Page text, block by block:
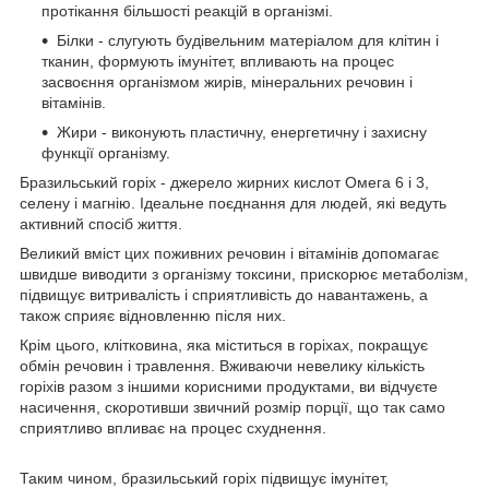
протікання більшості реакцій в організмі.
Білки - слугують будівельним матеріалом для клітин і
тканин, формують імунітет, впливають на процес
засвоєння організмом жирів, мінеральних речовин і
вітамінів.
Жири - виконують пластичну, енергетичну і захисну
функції організму.
Бразильський горіх - джерело жирних кислот Омега 6 і 3,
селену і магнію. Ідеальне поєднання для людей, які ведуть
активний спосіб життя.
Великий вміст цих поживних речовин і вітамінів допомагає
швидше виводити з організму токсини, прискорює метаболізм,
підвищує витривалість і сприятливість до навантажень, а
також сприяє відновленню після них.
Крім цього, клітковина, яка міститься в горіхах, покращує
обмін речовин і травлення. Вживаючи невелику кількість
горіхів разом з іншими корисними продуктами, ви відчуєте
насичення, скоротивши звичний розмір порції, що так само
сприятливо впливає на процес схуднення.
Таким чином, бразильський горіх підвищує імунітет,